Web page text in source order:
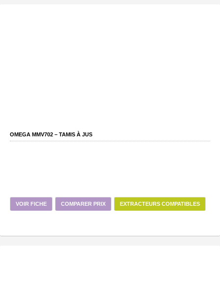
OMEGA MMV702 – TAMIS À JUS
VOIR FICHE COMPARER PRIX EXTRACTEURS COMPATIBLES